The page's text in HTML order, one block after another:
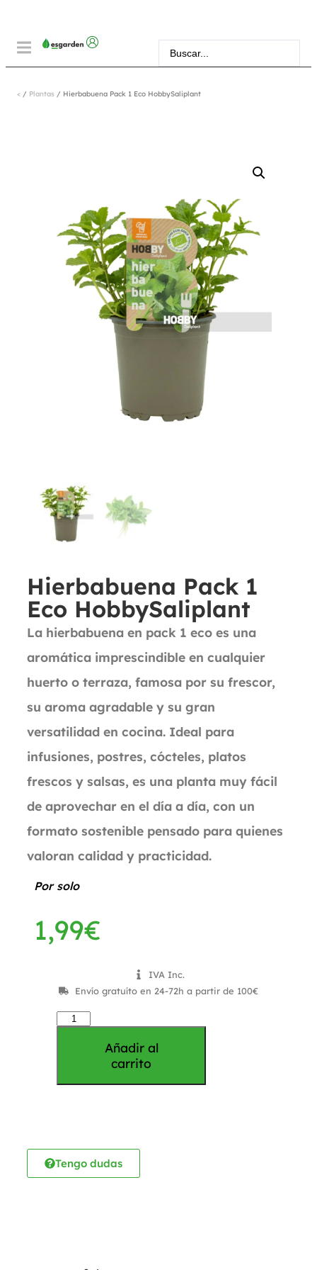
< / Plantas / Hierbabuena Pack 1 Eco HobbySaliplant
Hierbabuena Pack 1
Eco HobbySaliplant
La hierbabuena en pack 1 eco es una
aromática imprescindible en cualquier
huerto o terraza, famosa por su frescor,
su aroma agradable y su gran
versatilidad en cocina. Ideal para
infusiones, postres, cócteles, platos
frescos y salsas, es una planta muy fácil
de aprovechar en el día a día, con un
formato sostenible pensado para quienes
valoran calidad y practicidad.
Por solo
1,99€
IVA Inc.
Envío gratuíto en 24-72h a partir de 100€
Añadir al
carrito
Tengo dudas